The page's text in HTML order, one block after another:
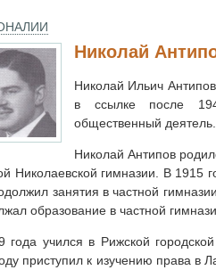
Николай
Николай Ильич
в ссылке после
общественный деятель.
Николай Антипов
Николаевской гимназии. В 1915
занятия в частной
образование в частной
года учился в Рижской
приступил к изучению права в